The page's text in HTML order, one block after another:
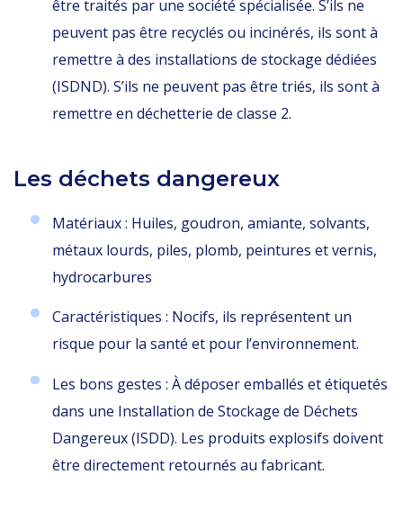
être traités par une société spécialisée. S’ils ne
peuvent pas être recyclés ou incinérés, ils sont à
remettre à des installations de stockage dédiées
(ISDND). S’ils ne peuvent pas être triés, ils sont à
remettre en déchetterie de classe 2.
Les déchets dangereux
Matériaux : Huiles, goudron, amiante, solvants,
métaux lourds, piles, plomb, peintures et vernis,
hydrocarbures
Caractéristiques : Nocifs, ils représentent un
risque pour la santé et pour l’environnement.
Les bons gestes : À déposer emballés et étiquetés
dans une Installation de Stockage de Déchets
Dangereux (ISDD). Les produits explosifs doivent
être directement retournés au fabricant.